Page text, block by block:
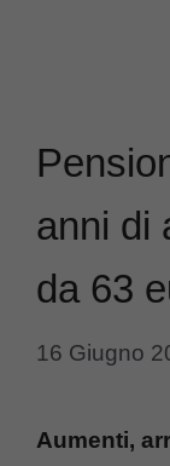
anni di
da 63
16 Giugno
Aumenti,